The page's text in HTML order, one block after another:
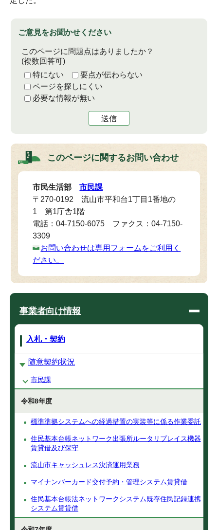
ご意見をお聞かせください
このページに問題点はありましたか？
(複数回答可)
特にない
要点が伝わらない
ページを探しにくい
必要な情報が無い
送信
このページに関するお問い合わせ
市民生活部市民課
〒270-0192 流山市平和台1丁目1番地の
1 第1庁舎1階
電話：04-7150-6075 ファクス：04-7150-
3309
お問い合わせは専用フォームをご利用く
ださい。
事業者向け情報
入札・契約
随意契約状況
市民課
令和8年度
標準準拠システムへの経過措置の実装等に係る作業委託
住民基本台帳ネットワーク出張所ルータリプレイス機器
賃貸借及び保守
流山市キャッシュレス決済運用業務
マイナンバーカード交付予約・管理システム賃貸借
住民基本台帳法ネットワークシステム既存住民記録連携
システム賃貸借